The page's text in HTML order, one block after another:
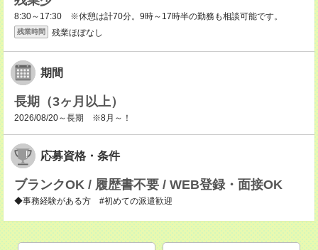
8:30～17:30 ※休憩は計70分。9時～17時半の勤務も相談可能です。
残業時間 残業ほぼなし
期間
長期（3ヶ月以上）
2026/08/20～長期 ※8月～！
応募資格・条件
ブランクOK / 履歴書不要 / WEB登録・面接OK
◆事務経験がある方 #初めての派遣歓迎